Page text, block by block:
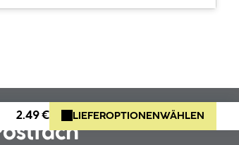
2.49 € LIEFEROPTIONEN WÄHLEN